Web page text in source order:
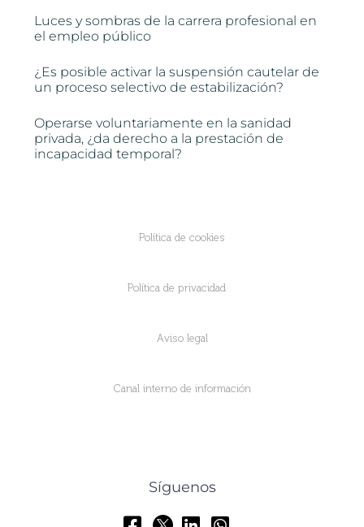
Luces y sombras de la carrera profesional en
el empleo público
¿Es posible activar la suspensión cautelar de
un proceso selectivo de estabilización?
Operarse voluntariamente en la sanidad
privada, ¿da derecho a la prestación de
incapacidad temporal?
Política de cookies
Política de privacidad
Aviso legal
Canal interno de información
Síguenos